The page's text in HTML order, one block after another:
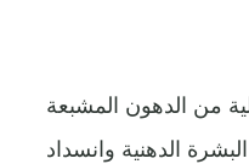
من الدهون المشبعة
الدهنية وانسداد